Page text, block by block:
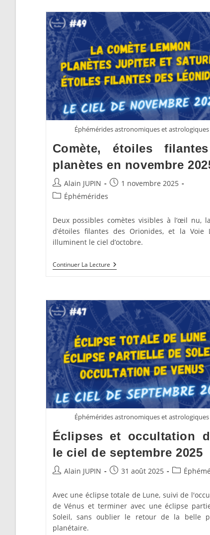
Éphémérides astronomiques et astrologiques
Comète, étoiles
planètes en novembre
Auteur/autrice
de
Alain JUPIN
Publication
1 novembre 2025
PostÉphémérides
Deux possibles comètes visibles à l’œil nu,
d’étoiles filantes des Orionides, et la Voie
illuminent le ciel d’octobre.
Continuer La LectureComète,
Étoiles
Novembre
2025
Éphémérides astronomiques et astrologiques
Éclipses et occultation
le ciel de septembre 2025
Auteur/autrice
la
publication :
Alain JUPIN
Publication
31 août 2025
Post
Avec une éclipse totale de Lune, suivi de
de Vénus et terminer avec une éclipse
Soleil, sans oublier le retour de la belle
planétaire.